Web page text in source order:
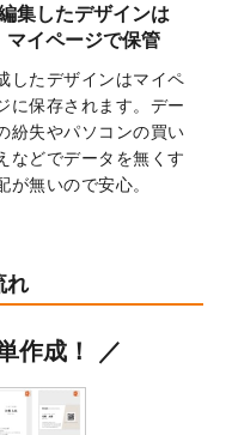
デザインテンプレート
式が増えました。
tifに対応）
のカレンダーデザイン
インテンプレート
ンテンプレート
デザインテンプレート
集したデザインは
マイページで保管
したデザインはマイペ
に保存されます。デー
紛失やパソコンの買い
などでデータを無くす
が無いので安心。
れ
作成！ ／